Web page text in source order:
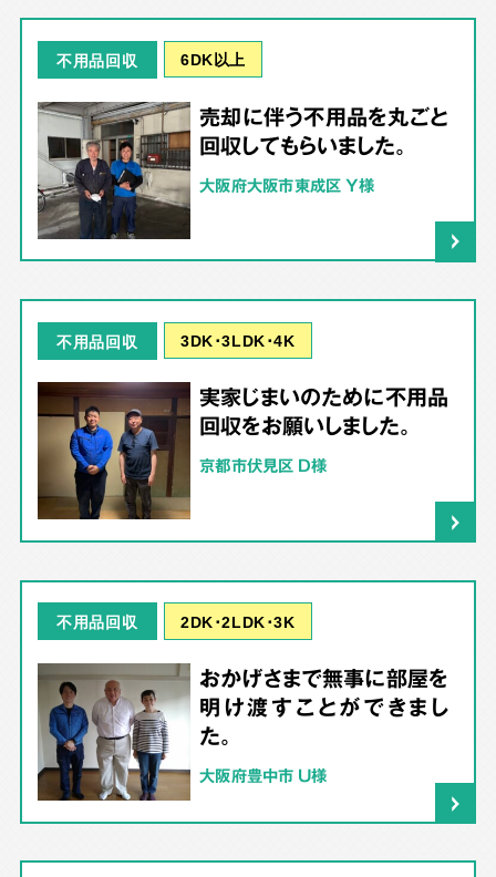
不用品回収 6DK以上
売却に伴う不用品を丸ごと
回収してもらいました。
大阪府大阪市東成区 Y様
不用品回収 3DK･3LDK･4K
実家じまいのために不用品
回収をお願いしました。
京都市伏見区 D様
不用品回収 2DK･2LDK･3K
おかげさまで無事に部屋を
明け渡すことができまし
た。
大阪府豊中市 U様